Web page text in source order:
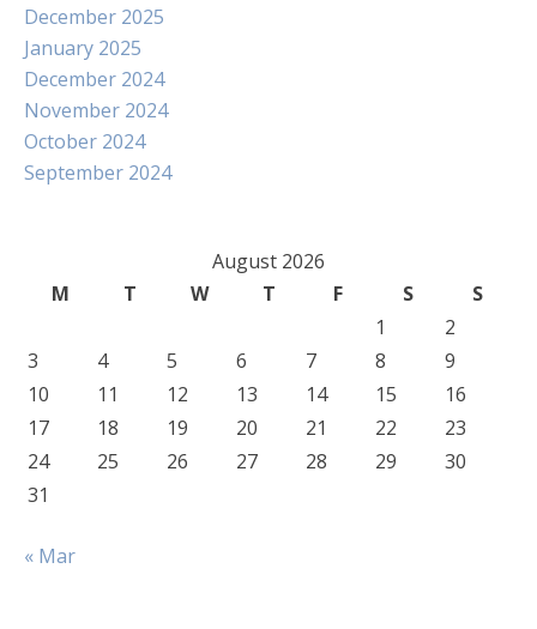
December 2025
January 2025
December 2024
November 2024
October 2024
September 2024
August 2026
M
T W T F S
S
1
2
3
4 5 6 7 8
9
10
11 12 13 14 15
16
17
18 19 20 21 22
23
24
25 26 27 28 29
30
31
« Mar